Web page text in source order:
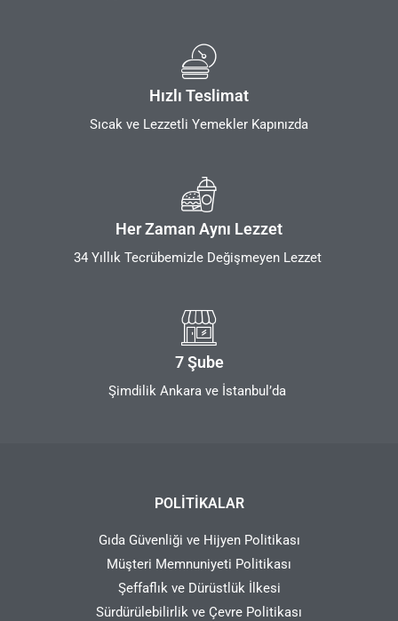
Hızlı Teslimat
Sıcak ve Lezzetli Yemekler Kapınızda
Her Zaman Aynı Lezzet
34 Yıllık Tecrübemizle Değişmeyen Lezzet
7 Şube
Şimdilik Ankara ve İstanbul’da
POLITIKALAR
Gıda Güvenliği ve Hijyen Politikası
Müşteri Memnuniyeti Politikası
Şeffaflık ve Dürüstlük İlkesi
Sürdürülebilirlik ve Çevre Politikası